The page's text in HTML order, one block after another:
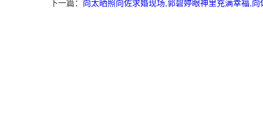
下一篇： 向太晒照向佐求婚现场,郭碧婷眼神里充满幸福,向